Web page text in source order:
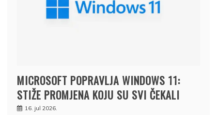
MICROSOFT POPRAVLJA WINDOWS 11:
STIŽE PROMJENA KOJU SU SVI ČEKALI
16. jul 2026.